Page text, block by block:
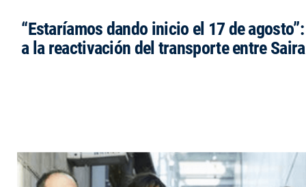
“Estaríamos dando inicio el 17 de
a la reactivación del transporte entre